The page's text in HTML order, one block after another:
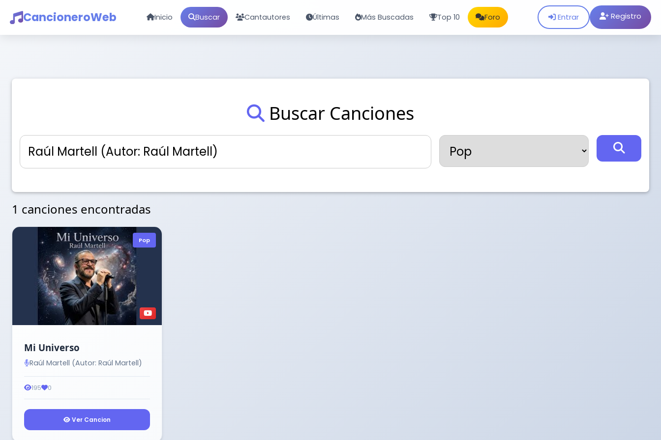
CancioneroWeb Inicio Buscar Cantautores Últimas Más Buscadas Top 10 Foro Entrar Registro
Buscar Canciones
1 canciones encontradas
Pop
Mi Universo
Raúl Martell (Autor: Raúl Martell)
195 0
Ver Cancion